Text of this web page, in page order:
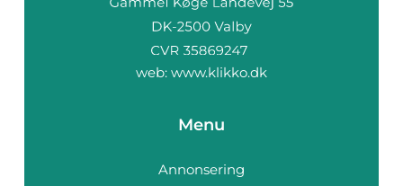
web: www.klikko.dk
Menu
Annonsering